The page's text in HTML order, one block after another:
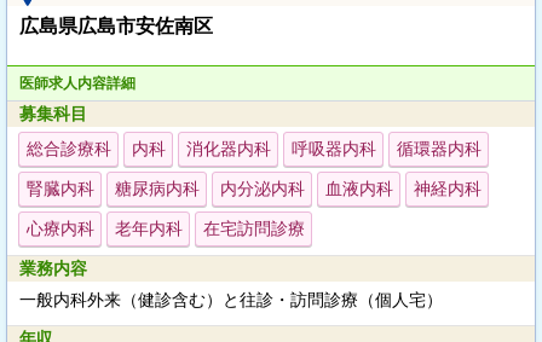
広島県広島市安佐南区
医師求人内容詳細
募集科目
総合診療科
内科 消化器内科 呼吸器内科 循環器内科
腎臓内科 糖尿病内科 内分泌内科 血液内科 神経内科
心療内科 老年内科 在宅訪問診療
業務内容
一般内科外来（健診含む）と往診・訪問診療（個人宅）